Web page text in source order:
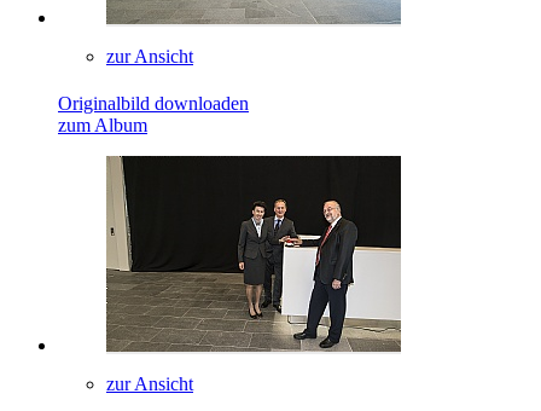
zur Ansicht
Originalbild downloaden
zum Album
zur Ansicht